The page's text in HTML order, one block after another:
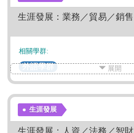
生涯發展：業務／貿易／銷售
相關學群:
外語學群 展開
生涯發展